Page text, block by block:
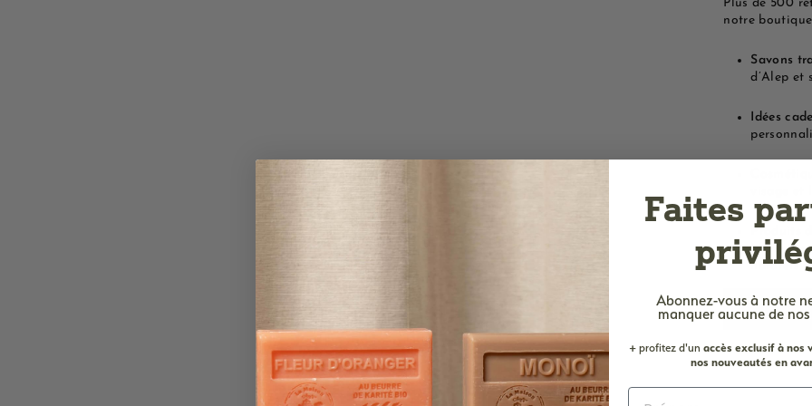
Plus de 500
notre
Savons
d’Alep et
Idées
visage
Produits
Marseille
naturels
Faites
Abonnez-vous à notre
manquer aucune de nos
+ profitez d'un accès exclusif à nos
nos nouveautés en